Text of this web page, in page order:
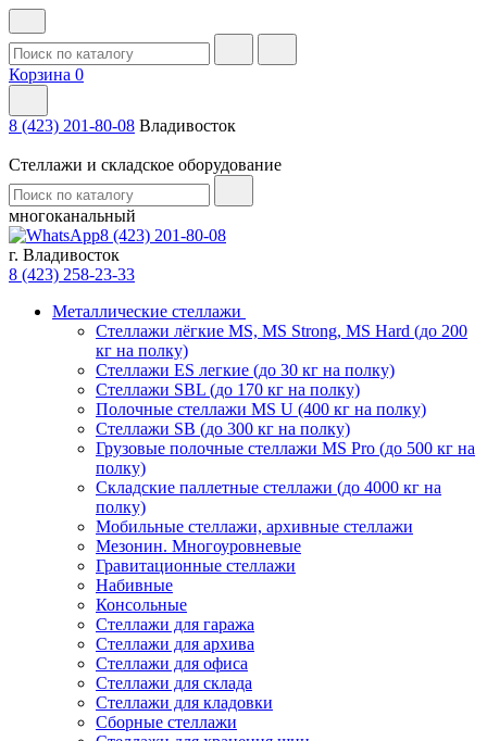
Корзина 0
8 (423) 201-80-08 Владивосток
Стеллажи и складское оборудование
многоканальный
8 (423) 201-80-08
г. Владивосток
8 (423) 258-23-33
Металлические стеллажи
Стеллажи лёгкие MS, MS Strong, MS Hard (до 200
кг на полку)
Стеллажи ES легкие (до 30 кг на полку)
Стеллажи SBL (до 170 кг на полку)
Полочные стеллажи MS U (400 кг на полку)
Стеллажи SB (до 300 кг на полку)
Грузовые полочные стеллажи MS Pro (до 500 кг на
полку)
Складские паллетные стеллажи (до 4000 кг на
полку)
Мобильные стеллажи, архивные стеллажи
Мезонин. Многоуровневые
Гравитационные стеллажи
Набивные
Консольные
Стеллажи для гаража
Стеллажи для архива
Стеллажи для офиса
Стеллажи для склада
Стеллажи для кладовки
Сборные стеллажи